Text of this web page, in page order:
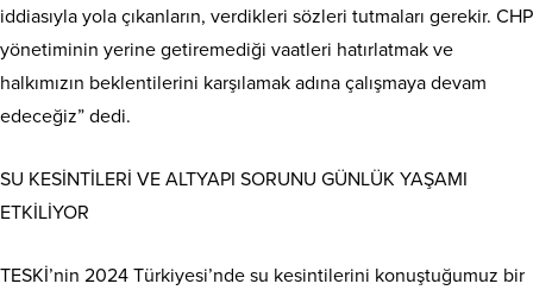
iddiasıyla yola çıkanların, verdikleri sözleri tutmaları gerekir. CHP
yönetiminin yerine getiremediği vaatleri hatırlatmak ve
halkımızın beklentilerini karşılamak adına çalışmaya devam
edeceğiz” dedi.
SU KESİNTİLERİ VE ALTYAPI SORUNU GÜNLÜK YAŞAMI
ETKİLİYOR
TESKİ’nin 2024 Türkiyesi’nde su kesintilerini konuştuğumuz bir